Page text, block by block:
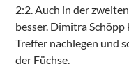
2:2. Auch in der
besser. Dimitra
Treffer nachlegen und
der Füchse.